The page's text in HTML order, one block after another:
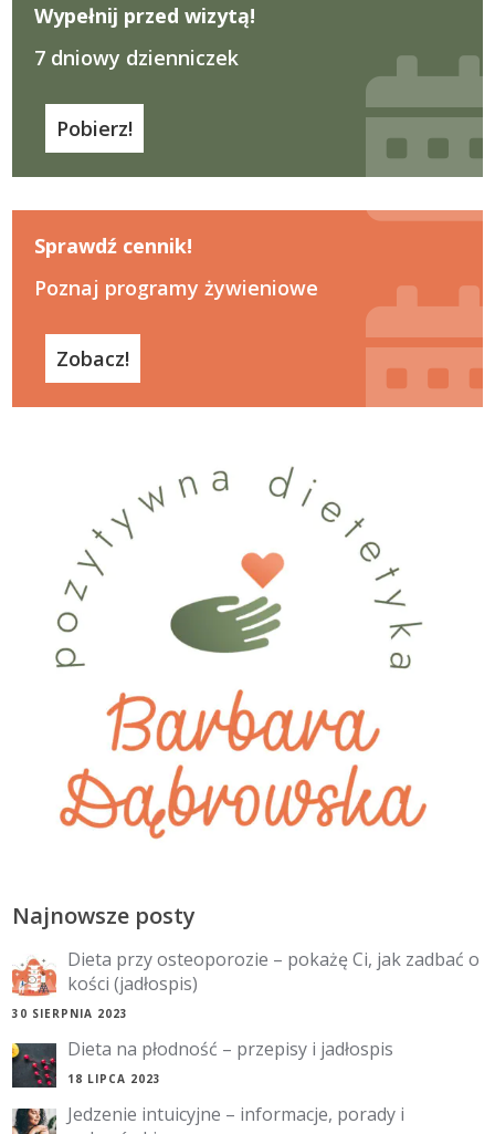
Wypełnij przed wizytą!
7 dniowy dzienniczek
Pobierz!
Sprawdź cennik!
Poznaj programy żywieniowe
Zobacz!
Najnowsze posty
Dieta przy osteoporozie – pokażę Ci, jak zadbać o
kości (jadłospis)
30 SIERPNIA 2023
Dieta na płodność – przepisy i jadłospis
18 LIPCA 2023
Jedzenie intuicyjne – informacje, porady i